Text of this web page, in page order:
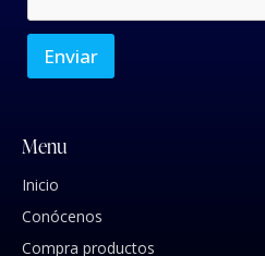
Enviar
Menu
Inicio
Conócenos
Compra productos